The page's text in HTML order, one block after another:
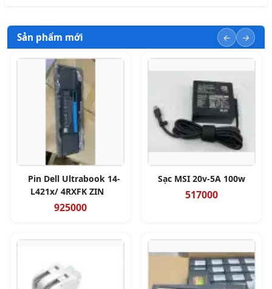
Sản phẩm mới
Pin Dell Ultrabook 14-
L421x/ 4RXFK ZIN
925000
Sạc MSI 20v-5A 100w
517000